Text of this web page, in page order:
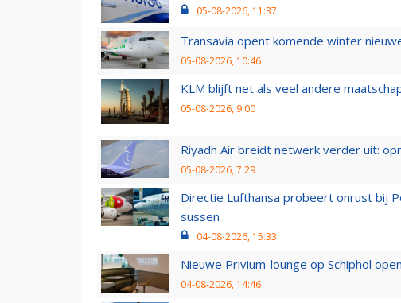
05-08-2026, 11:37
Transavia opent komende winter
05-08-2026, 10:46
KLM blijft net als veel andere
05-08-2026, 9:00
Riyadh Air breidt netwerk verder uit:
05-08-2026, 7:29
Directie Lufthansa probeert onrust bij
sussen
04-08-2026, 15:33
Nieuwe Privium-lounge op Schiphol
04-08-2026, 14:46